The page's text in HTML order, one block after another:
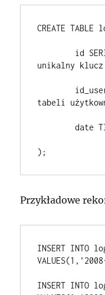
CREATE TABLE
unikalny klucz
tabeli
date
Przykładowe
INSERT INTO
INSERT INTO